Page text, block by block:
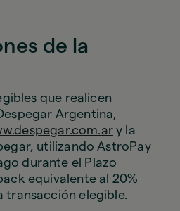
de la
que realicen
Argentina,
y la
utilizando AstroPay
durante el Plazo
equivalente al 20%
transacción elegible.